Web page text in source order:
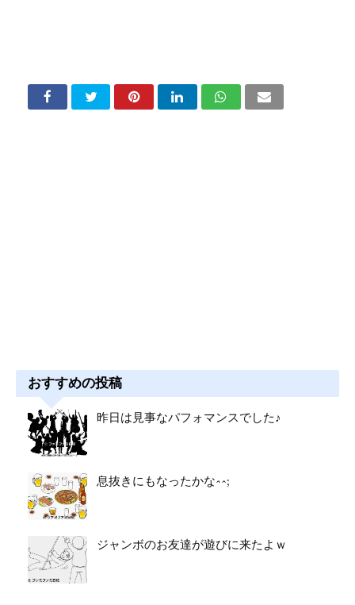
おすすめの投稿
昨日は見事なパフォマンスでした♪
息抜きにもなったかな^^;
ジャンボのお友達が遊びに来たよｗ